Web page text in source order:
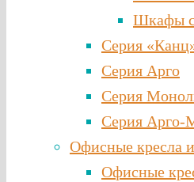
Шкафы
Серия
Серия Арго
Серия
Серия Арго-
Офисные кресла
Офисные